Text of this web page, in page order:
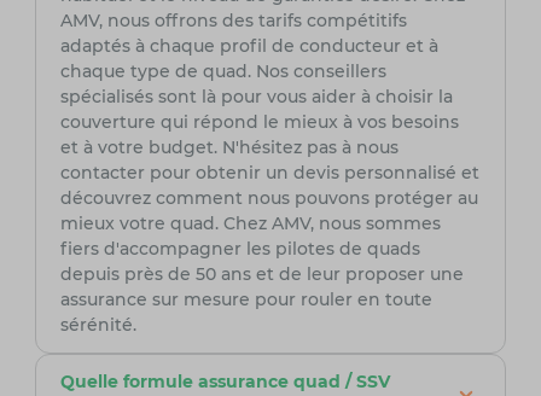
AMV, nous offrons des tarifs compétitifs
adaptés à chaque profil de conducteur et à
chaque type de quad. Nos conseillers
spécialisés sont là pour vous aider à choisir la
couverture qui répond le mieux à vos besoins
et à votre budget. N'hésitez pas à nous
contacter pour obtenir un devis personnalisé et
découvrez comment nous pouvons protéger au
mieux votre quad. Chez AMV, nous sommes
fiers d'accompagner les pilotes de quads
depuis près de 50 ans et de leur proposer une
assurance sur mesure pour rouler en toute
sérénité.
Quelle formule assurance quad / SSV